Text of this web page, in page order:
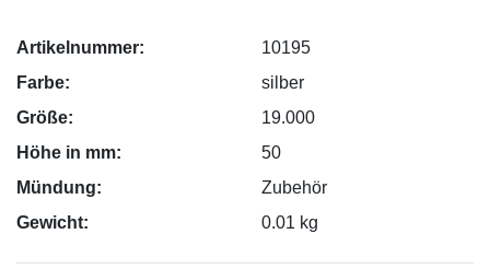
Artikelnummer:
10195
Farbe:
silber
Größe:
19.000
Höhe in mm:
50
Mündung:
Zubehör
Gewicht:
0.01 kg